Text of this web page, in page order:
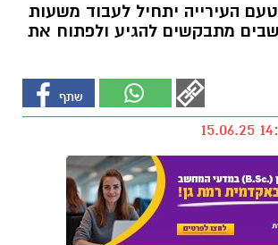
העירייה יתחיל לעבוד משעות
מתבקשים להגיע ולפתוח את